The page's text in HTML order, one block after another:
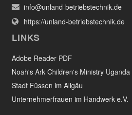
info@unland-betriebstechnik.de
https://unland-betriebstechnik.de
LINKS
Adobe Reader PDF
Noah's Ark Children's Ministry Uganda
Stadt Füssen im Allgäu
Unternehmerfrauen im Handwerk e.V.